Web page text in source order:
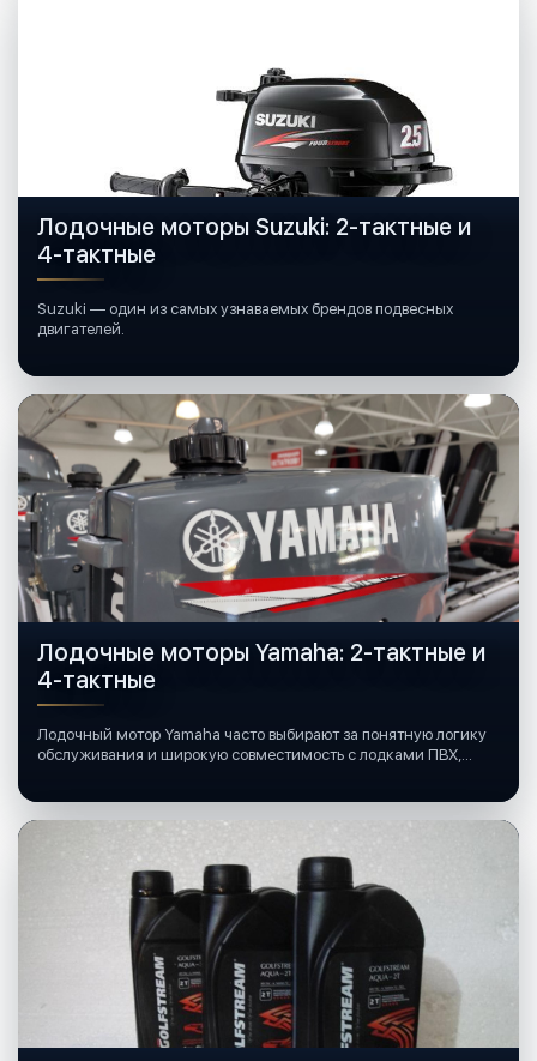
Лодочные моторы Suzuki: 2-тактные и
4-тактные
Suzuki — один из самых узнаваемых брендов подвесных
двигателей.
Лодочные моторы Yamaha: 2-тактные и
4-тактные
Лодочный мотор Yamaha часто выбирают за понятную логику
обслуживания и широкую совместимость с лодками ПВХ,